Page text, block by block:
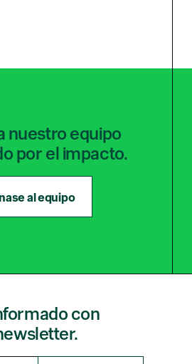
nuestro equipo
por el impacto.
al equipo
con